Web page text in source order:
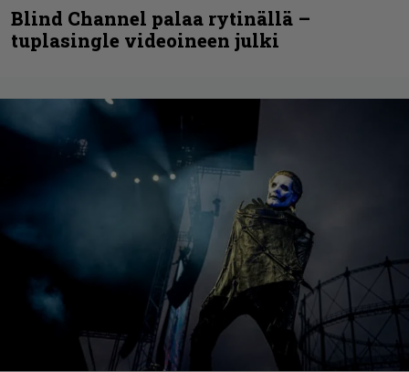
Blind Channel palaa rytinällä –
tuplasingle videoineen julki